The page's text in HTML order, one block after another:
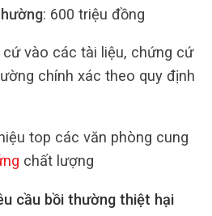
: 600 triệu đồng
cứ vào các tài liệu, chứng cứ
chính xác theo quy định
top các văn phòng cung
chất lượng
cầu bồi thường thiệt hại